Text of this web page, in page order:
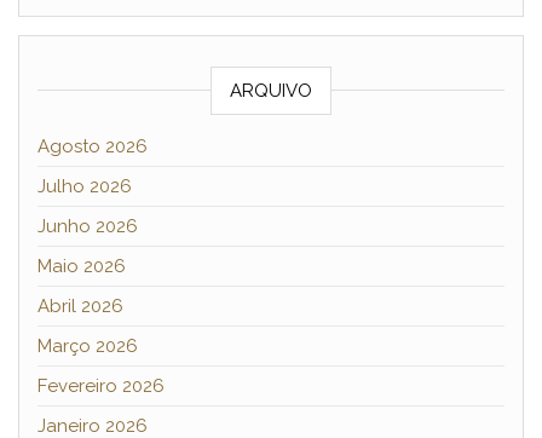
ARQUIVO
Agosto 2026
Julho 2026
Junho 2026
Maio 2026
Abril 2026
Março 2026
Fevereiro 2026
Janeiro 2026